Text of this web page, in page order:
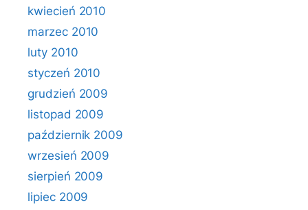
kwiecień 2010
marzec 2010
luty 2010
styczeń 2010
grudzień 2009
listopad 2009
październik 2009
wrzesień 2009
sierpień 2009
lipiec 2009